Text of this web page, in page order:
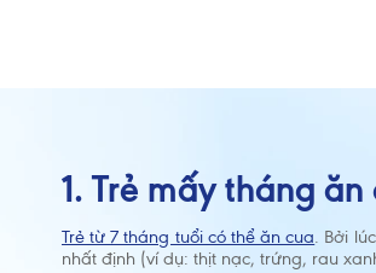
1. Trẻ mấy tháng
Trẻ từ 7 tháng tuổi có thể ăn cua. Bởi
nhất định (ví dụ: thịt nạc, trứng, rau